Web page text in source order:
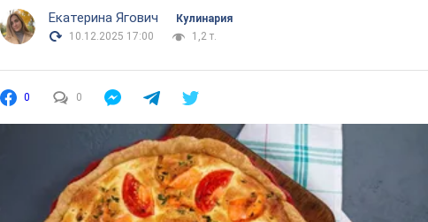
Екатерина Ягович
Кулинария
10.12.2025 17:00
1,2 т.
0 0